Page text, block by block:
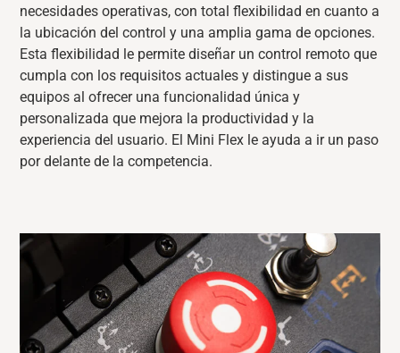
necesidades operativas, con total flexibilidad en cuanto a
la ubicación del control y una amplia gama de opciones.
Esta flexibilidad le permite diseñar un control remoto que
cumpla con los requisitos actualesy distingue asus
equipos al ofrecer una funcionalidad única y
personalizada que mejora la productividad y la
experiencia del usuario. El Mini Flex le ayuda a ir un paso
por delante de la competencia.